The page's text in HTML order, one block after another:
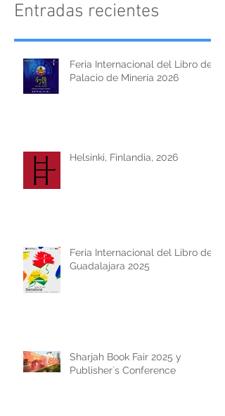
Entradas recientes
Feria Internacional del Libro del
Palacio de Minería 2026
Helsinki, Finlandia, 2026
Feria Internacional del Libro de
Guadalajara 2025
Sharjah Book Fair 2025 y
Publisher´s Conference